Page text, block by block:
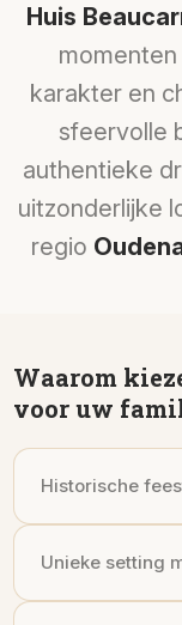
Huis
karakter en
sfeervolle
authentieke
uitzonderlijke
regio
Waarom
voor uw
Historische
Unieke setting